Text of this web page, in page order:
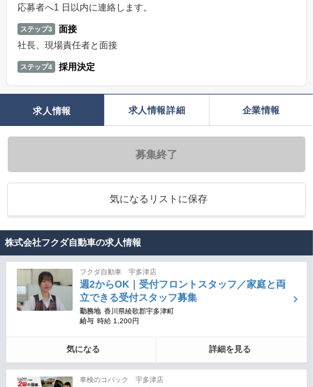
応募者へ1 日以内に連絡します。
ステップ3
面接
社長、現場責任者と面接
ステップ4 採用決定
求人情報 求人情報詳細 企業情報
募集終了
気になるリストに保存
株式会社フクダ自動車の求人情報
フクダ自動車 宇多津店
週2からOK｜受付フロントスタッフ／家庭と両
立できる受付スタッフ募集
勤務地 香川県綾歌郡宇多津町
給与 時給 1,200円
気になる 詳細を見る
車検のコバック 宇多津店